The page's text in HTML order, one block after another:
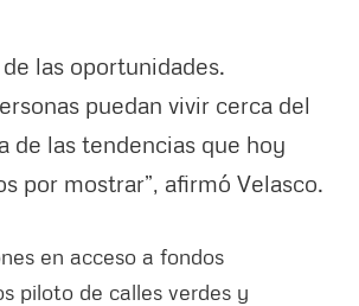
las oportunidades.
puedan vivir cerca del
de las tendencias que hoy
por mostrar”, afirmó Velasco.
en acceso a fondos
piloto de calles verdes y